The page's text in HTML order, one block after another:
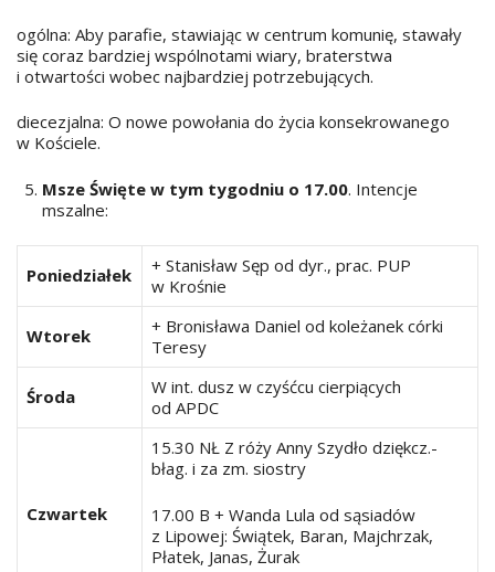
ogólna: Aby parafie, stawiając w centrum komunię, stawały
się coraz bardziej wspólnotami wiary, braterstwa
i otwartości wobec najbardziej potrzebujących.
diecezjalna: O nowe powołania do życia konsekrowanego
w Kościele.
Msze Święte w tym tygodniu o 17.00. Intencje
mszalne:
Poniedziałek
+ Stanisław Sęp od dyr., prac. PUP
w Krośnie
Wtorek
+ Bronisława Daniel od koleżanek córki
Teresy
Środa
W int. dusz w czyśćcu cierpiących
od APDC
Czwartek
15.30 NŁ Z róży Anny Szydło dziękcz.-
błag. i za zm. siostry
17.00 B + Wanda Lula od sąsiadów
z Lipowej: Świątek, Baran, Majchrzak,
Płatek, Janas, Żurak